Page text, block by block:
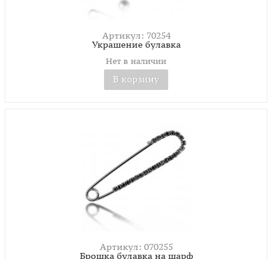
Артикул: 70254
Украшение булавка
Нет в наличии
В корзину
Артикул: 070255
Брошка булавка на шарф